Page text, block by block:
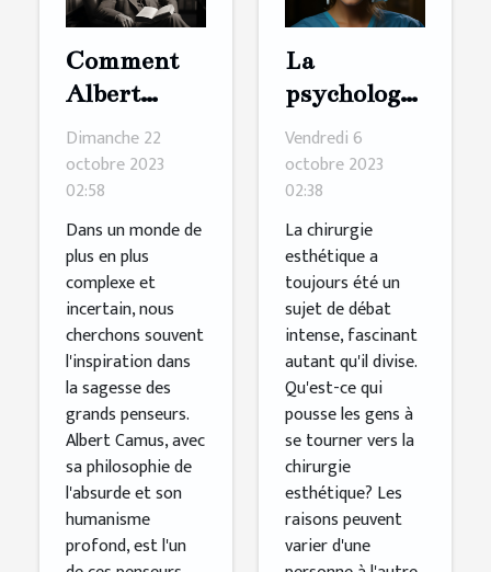
Comment
Albert
Camus
inspire les
jeunes
générations
à
réinventer
le monde
Dimanche 22
octobre 2023
02:58
Dans un monde de
plus en plus
complexe et
incertain, nous
cherchons souvent
l'inspiration dans
la sagesse des
grands penseurs.
Albert Camus, avec
sa philosophie de
l'absurde et son
humanisme
profond, est l'un
La
psychologie
derrière le
désir de
chirurgie
esthétique
Vendredi 6
octobre 2023
02:38
La chirurgie
esthétique a
toujours été un
sujet de débat
intense, fascinant
autant qu'il divise.
Qu'est-ce qui
pousse les gens à
se tourner vers la
chirurgie
esthétique? Les
raisons peuvent
varier d'une